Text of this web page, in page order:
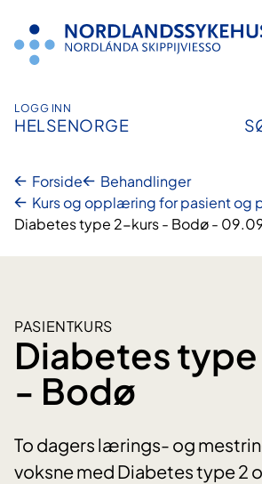
innhold
LOGG INN
HELSENORGE
Forside
Behandlinger
Kurs og opplæring for pasient og
Diabetes type 2-kurs - Bodø -
PASIENTKURS
Diabetes
- Bodø
To dagers lærings- og
voksne med Diabetes type 2